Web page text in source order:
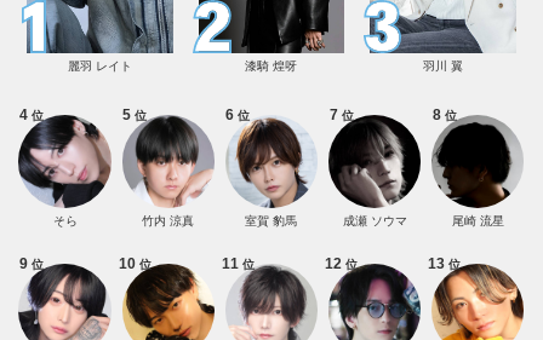
麗羽 レイト 漆騎 煌呀 羽川 翼
4 位
そら
5 位
竹内 涼真
6 位
室賀 豹馬
7 位
成瀬 ソウマ
8位
尾崎 流星
9 位 10位 11 位 12 位 13 位